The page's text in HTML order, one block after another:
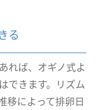
る
れば、オギノ式よ
できます。リズム
移によって排卵日